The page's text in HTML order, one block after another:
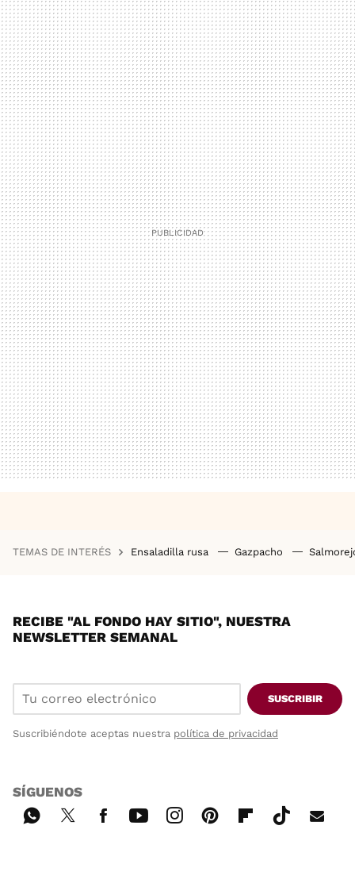
TEMAS DE INTERÉS Ensaladilla rusa Gazpacho
RECIBE "AL FONDO HAY SITIO", NUESTRA
NEWSLETTER SEMANAL
SUSCRIBIR
Suscribiéndote aceptas nuestra política de privacidad
SÍGUENOS